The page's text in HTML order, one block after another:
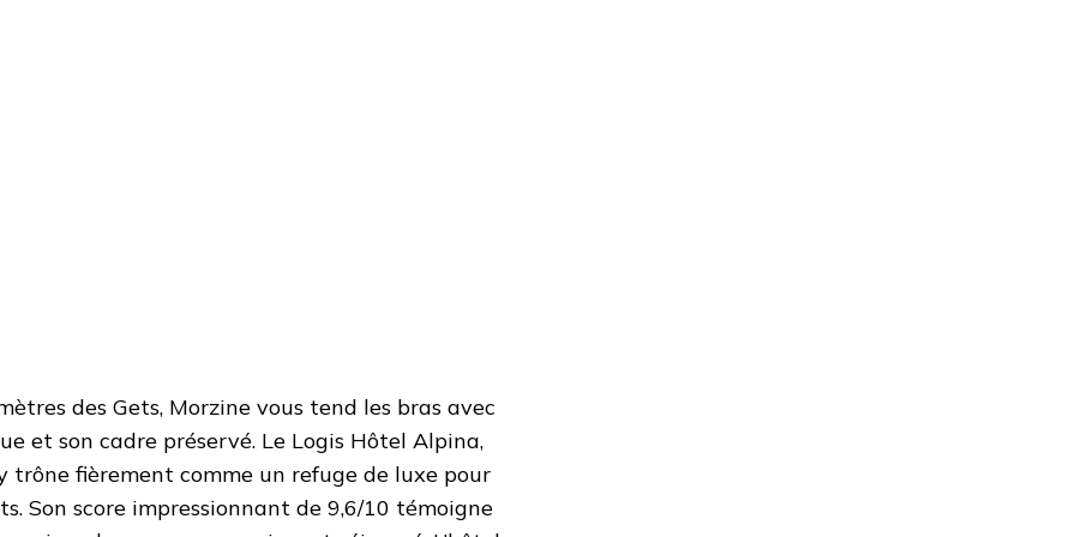
des Gets, Morzine vous tend les bras avec
et son cadre préservé. Le Logis Hôtel Alpina,
trône fièrement comme un refuge de luxe pour
Son score impressionnant de 9,6/10 témoigne